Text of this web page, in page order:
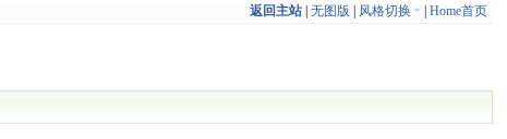
返回主站| 无图版 风格切换 Home首页